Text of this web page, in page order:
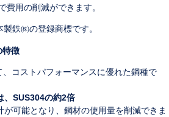
費用の削減ができます。
鉄㈱の登録商標です。
特徴
コストパフォーマンスに優れた鋼種で
、SUS304の約2倍
が可能となり、鋼材の使用量を削減できま